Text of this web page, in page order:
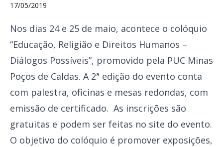
17/05/2019
Nos dias 24 e 25 de maio, acontece o colóquio
“Educação, Religião e Direitos Humanos –
Diálogos Possíveis”, promovido pela PUC Minas
Poços de Caldas. A 2ª edição do evento conta
com palestra, oficinas e mesas redondas, com
emissão de certificado. As inscrições são
gratuitas e podem ser feitas no site do evento.
O objetivo do colóquio é promover exposições,